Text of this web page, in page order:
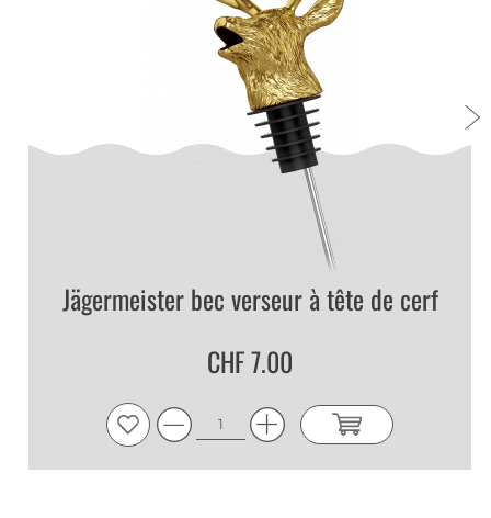
Jägermeister bec verseur à tête de cerf
CHF 7.00